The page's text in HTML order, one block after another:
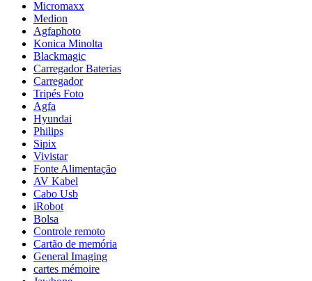
Micromaxx
Medion
Agfaphoto
Konica Minolta
Blackmagic
Carregador Baterias
Carregador
Tripés Foto
Agfa
Hyundai
Philips
Sipix
Vivistar
Fonte Alimentação
AV Kabel
Cabo Usb
iRobot
Bolsa
Controle remoto
Cartão de memória
General Imaging
cartes mémoire